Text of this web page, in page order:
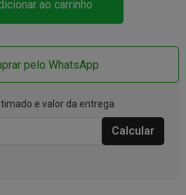
ao carrinho
pelo WhatsApp
e valor da entrega